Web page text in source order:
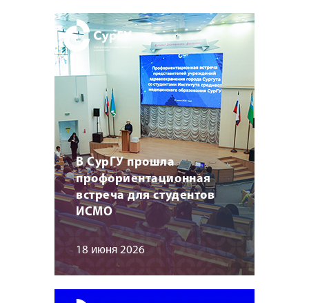
В СурГУ прошла
профориентационная
встреча для студентов
ИСМО
18 июня 2026